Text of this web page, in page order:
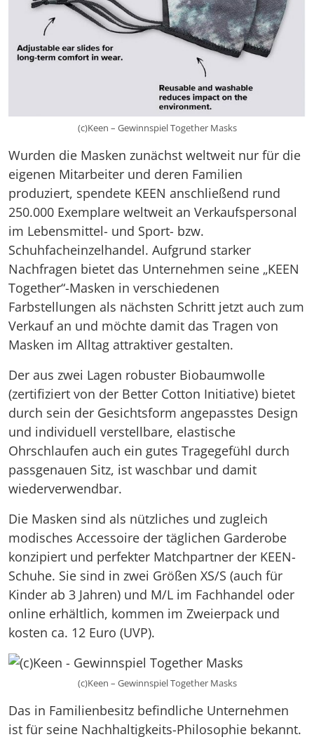
(c)Keen – Gewinnspiel Together Masks
Wurden die Masken zunächst weltweit nur für die
eigenen Mitarbeiter und deren Familien
produziert, spendete KEEN anschließend rund
250.000 Exemplare weltweit an Verkaufspersonal
im Lebensmittel- und Sport- bzw.
Schuhfacheinzelhandel. Aufgrund starker
Nachfragen bietet das Unternehmen seine „KEEN
Together“-Masken in verschiedenen
Farbstellungen als nächsten Schritt jetzt auch zum
Verkauf an und möchte damit das Tragen von
Masken im Alltag attraktiver gestalten.
Der aus zwei Lagen robuster Biobaumwolle
(zertifiziert von der Better Cotton Initiative) bietet
durch sein der Gesichtsform angepasstes Design
und individuell verstellbare, elastische
Ohrschlaufen auch ein gutes Tragegefühl durch
passgenauen Sitz, ist waschbar und damit
wiederverwendbar.
Die Masken sind als nützliches und zugleich
modisches Accessoire der täglichen Garderobe
konzipiert und perfekter Matchpartner der KEEN-
Schuhe. Sie sind in zwei Größen XS/S (auch für
Kinder ab 3 Jahren) und M/L im Fachhandel oder
online erhältlich, kommen im Zweierpack und
kosten ca. 12 Euro (UVP).
(c)Keen – Gewinnspiel Together Masks
Das in Familienbesitz befindliche Unternehmen
ist für seine Nachhaltigkeits-Philosophie bekannt.